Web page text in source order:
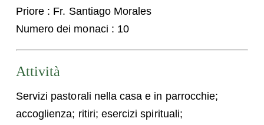
Priore : Fr. Santiago Morales
Numero dei monaci : 10
Attività
Servizi pastorali nella casa e in parrocchie;
accoglienza; ritiri; esercizi spirituali;